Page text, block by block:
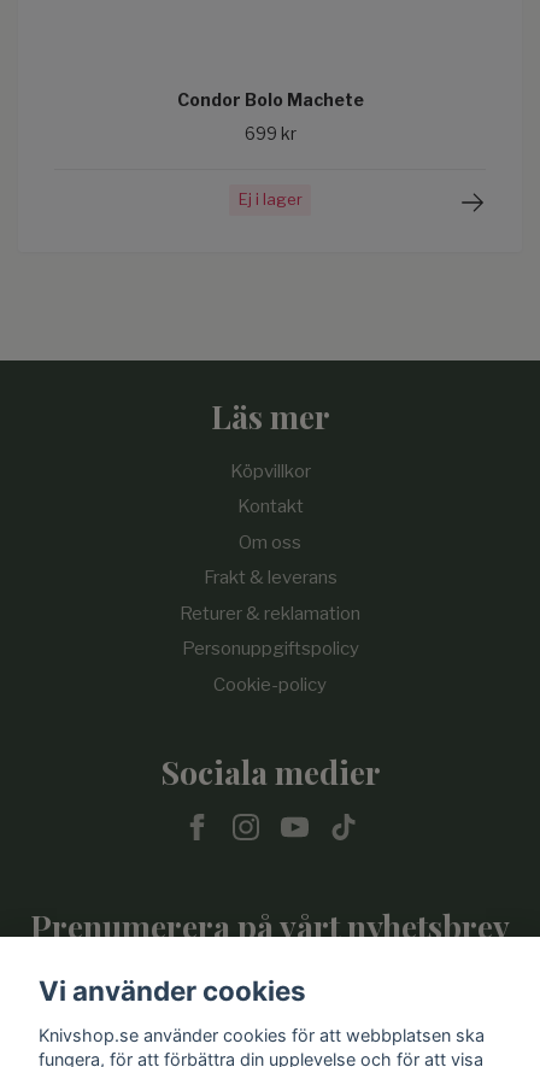
Condor Bolo Machete
699 kr
Ej i lager
Läs mer
Köpvillkor
Kontakt
Om oss
Frakt & leverans
Returer & reklamation
Personuppgiftspolicy
Cookie-policy
Sociala medier
Prenumerera på vårt nyhetsbrev
Vi använder cookies
Knivshop.se använder cookies för att webbplatsen ska
fungera, för att förbättra din upplevelse och för att visa